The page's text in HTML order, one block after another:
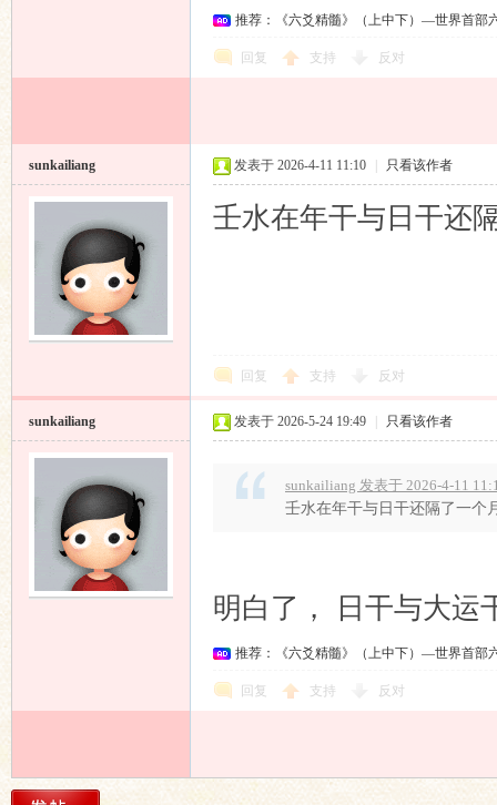
推荐：《六爻精髓》（上中下）—世界首部
回复 支持 反对
sunkailiang 发表于 2026-4-11 11:10 只看该作者
壬水在年干与日干还
回复 支持 反对
sunkailiang 发表于 2026-5-24 19:49 只看该作者
sunkailiang 发表于 2026-4-11
壬水在年干与日干还隔了一个
明白了， 日干与大运
推荐：《六爻精髓》（上中下）—世界首部
回复 支持 反对